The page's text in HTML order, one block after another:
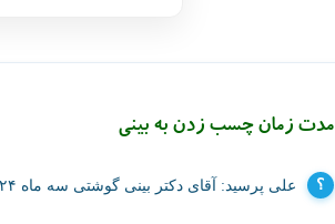
مدت زمان چسب زدن به بینی
علی پرسید: آقای دکتر بینی گوشتی سه ماه ۲۴ ساعته باید چسب بزنه ؟